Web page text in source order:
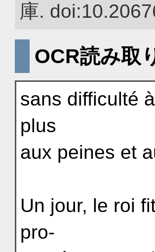
庫.
OCR読み取
sans difficulté
plus
aux peines et
Un jour, le roi
pro-